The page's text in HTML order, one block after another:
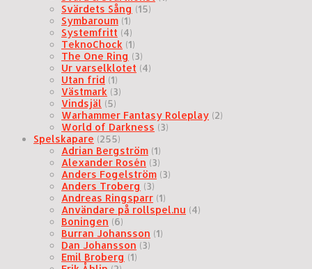
Svärdets Sång (15)
Symbaroum (1)
Systemfritt (4)
TeknoChock (1)
The One Ring (3)
Ur varselklotet (4)
Utan frid (1)
Västmark (3)
Vindsjäl (5)
Warhammer Fantasy Roleplay (2)
World of Darkness (3)
Spelskapare (255)
Adrian Bergström (1)
Alexander Rosén (3)
Anders Fogelström (3)
Anders Troberg (3)
Andreas Ringsparr (1)
Användare på rollspel.nu (4)
Boningen (6)
Burran Johansson (1)
Dan Johansson (3)
Emil Broberg (1)